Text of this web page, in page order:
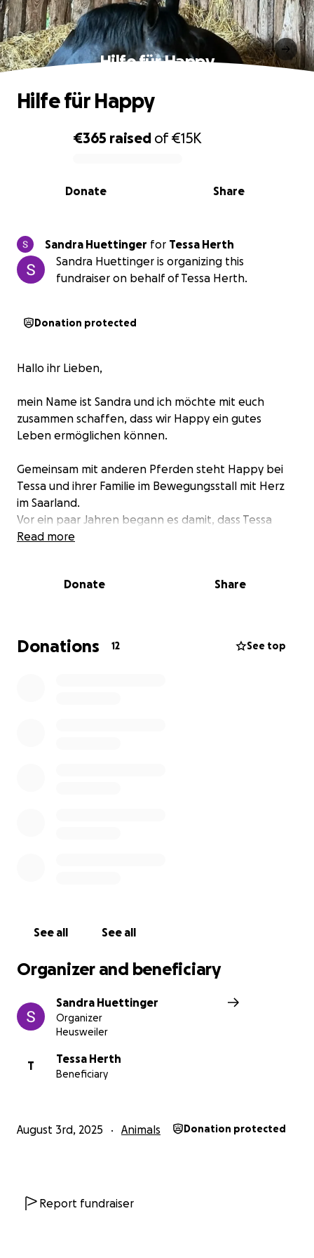
Hilfe für Happy
0% complete
€365 raised of€15K
Share
Donate
Hilfe für Happy
Sandra Huettinger for Tessa Herth
Sandra Huettinger is organizing this
fundraiser on behalf of Tessa Herth.
Donation protected
Hallo ihr Lieben,
mein Name ist Sandra und ich möchte mit euch
zusammen schaffen, dass wir Happy ein gutes
Leben ermöglichen können.
Gemeinsam mit anderen Pferden steht Happy bei
Tessa und ihrer Familie im Bewegungsstall mit Herz
im Saarland.
Vor ein paar Jahren begann es damit, dass Tessa
junge Pferde aufgenommen hat, sie vor dem Tod
und viel Zeit, viel Liebe und viel Geld in ihr Projekt
Doch damit nicht genug, mit Happy kam ein wahres
Herzenspferd dazu, der es aber nicht so leicht hat.
Ich danke euch von ganzem Herzen ❤️.
Read more
Donate Share
Donations 12 See top
See all See all
Organizer and beneficiary
Sandra Huettinger
Organizer
Heusweiler
T
Tessa Herth
Beneficiary
August 3rd, 2025 Animals Donation protected
Report fundraiser